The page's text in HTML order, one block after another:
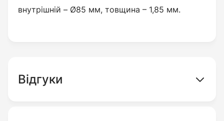
внутрішній – Ø85 мм, товщина – 1,85 мм.
Відгуки